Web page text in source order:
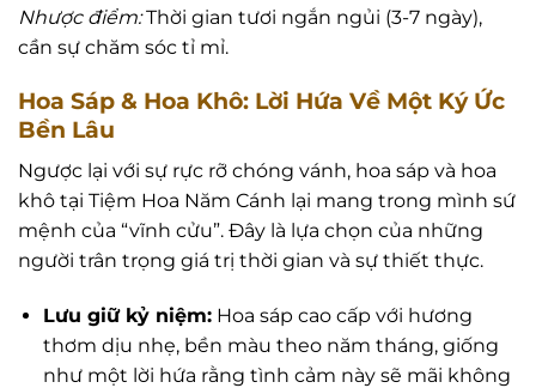
Nhược điểm:Thời gian tươi ngắn ngủi (3-7 ngày),
cần sự chăm sóc tỉ mỉ.
Hoa Sáp & Hoa Khô: Lời Hứa Về Một Ký Ức
Bền Lâu
Ngược lại với sự rực rỡ chóng vánh, hoa sáp và hoa
khô tại Tiệm Hoa Năm Cánh lại mang trong mình sứ
mệnh của “vĩnh cửu”. Đây là lựa chọn của những
người trân trọng giá trị thời gian và sự thiết thực.
Lưu giữ kỷ niệm:Hoa sáp cao cấp với hương
thơm dịu nhẹ, bền màu theo năm tháng, giống
như một lời hứa rằng tình cảm này sẽ mãi không